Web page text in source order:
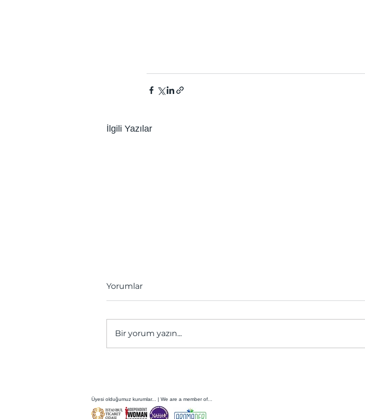
İlgili Yazılar
Yorumlar
Bir yorum yazın...
Üyesi olduğumuz kurumlar... | We are a member of...